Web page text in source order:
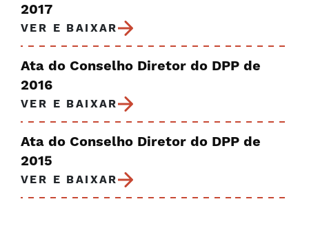
2017
VER E BAIXAR
Ata do Conselho Diretor do DPP de
2016
VER E BAIXAR
Ata do Conselho Diretor do DPP de
2015
VER E BAIXAR